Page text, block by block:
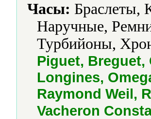
Часы: Браслеты,
Наручные,
Турбийоны,
Piguet, Breguet,
Longines,
Raymond Weil,
Vacheron